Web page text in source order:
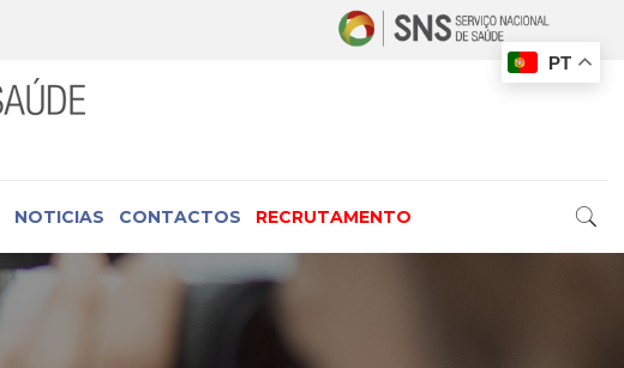
NOTICIAS CONTACTOS RECRUTAMENTO
PT